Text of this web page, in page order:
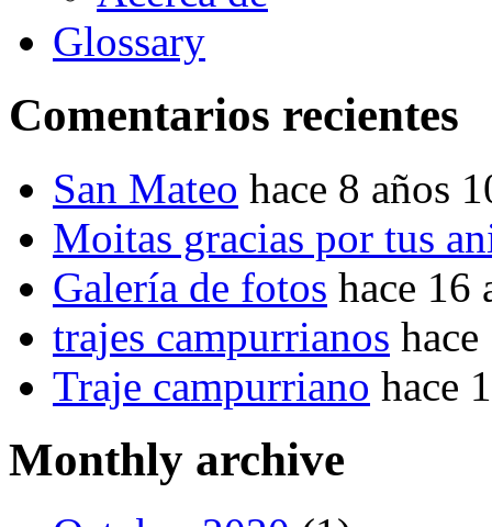
Glossary
Comentarios recientes
San Mateo hace 8 años
Moitas gracias por tus
Galería de fotos hace 16
trajes campurrianos
Traje campurriano hace
Monthly archive